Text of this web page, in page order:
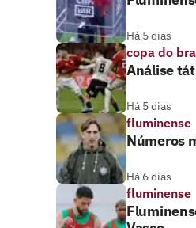
Há 5 dias
copa do
Análise
Há 5 dias
fluminense
Números
Há 6 dias
fluminense